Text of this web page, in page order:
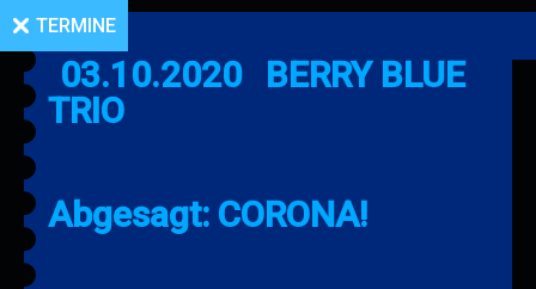
TERMINE
03.10.2020
BERRY BLUE
TRIO
Abgesagt: CORONA!